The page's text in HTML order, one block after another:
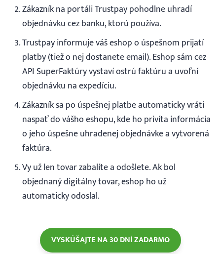
Prihlásenie
Zákazník na portáli Trustpay pohodlne uhradí
objednávku cez banku, ktorú používa.
Trustpay informuje váš eshop o úspešnom prijatí
platby (tiež o nej dostanete email). Eshop sám cez
API SuperFaktúry vystaví ostrú faktúru a uvoľní
objednávku na expedíciu.
Zákazník sa po úspešnej platbe automaticky vráti
naspať do vášho eshopu, kde ho privíta informácia
o jeho úspešne uhradenej objednávke a vytvorená
faktúra.
Vy už len tovar zabalíte a odošlete. Ak bol
objednaný digitálny tovar, eshop ho už
automaticky odoslal.
VYSKÚŠAJTE NA 30 DNÍ ZADARMO